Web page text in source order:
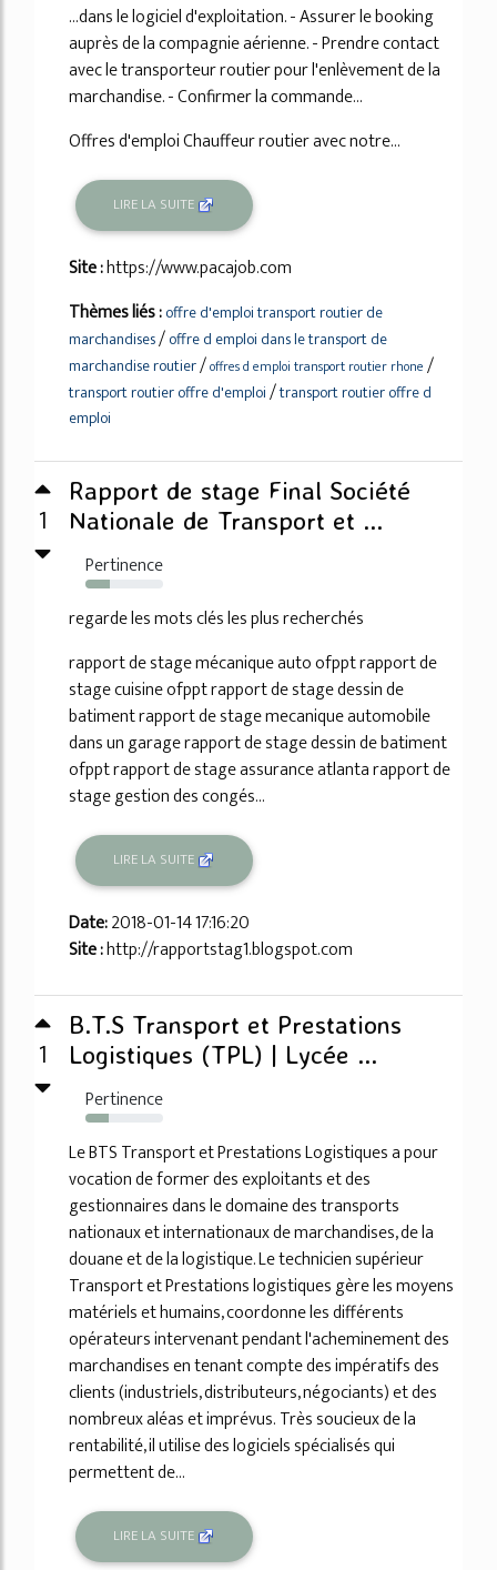
...dans le logiciel d'exploitation. - Assurer le booking
auprès de la compagnie aérienne. - Prendre contact
avec le transporteur routier pour l'enlèvement de la
marchandise. - Confirmer la commande...
Offres d'emploi Chauffeur routier avec notre...
LIRE LA SUITE
Site :https://www.pacajob.com
Thèmes liés :offre d'emploi transport routier de
marchandises/offre d emploi dans le transport de
marchandise routier/offres d emploi transport routier rhone /
transport routier offre d'emploi/transport routier offre d
emploi
1
Rapport de stage Final Société
Nationale de Transport et ...
Pertinence
31%
regarde les mots clés les plus recherchés
rapport de stage mécanique auto ofppt rapport de
stage cuisine ofppt rapport de stage dessin de
batiment rapport de stage mecanique automobile
dans un garage rapport de stage dessin de batiment
ofppt rapport de stage assurance atlanta rapport de
stage gestion des congés...
LIRE LA SUITE
Date:2018-01-14 17:16:20
Site :http://rapportstag1.blogspot.com
1
B.T.S Transport et Prestations
Logistiques (TPL) | Lycée ...
Pertinence
30%
Le BTS Transport et Prestations Logistiques a pour
vocation de former des exploitants et des
gestionnaires dans le domaine des transports
nationaux et internationaux de marchandises, de la
douane et de la logistique. Le technicien supérieur
Transport et Prestations logistiques gère les moyens
matériels et humains, coordonne les différents
opérateurs intervenant pendant l'acheminement des
marchandises en tenant compte des impératifs des
clients (industriels, distributeurs, négociants) et des
nombreux aléas et imprévus. Très soucieux de la
rentabilité, il utilise des logiciels spécialisés qui
permettent de...
LIRE LA SUITE